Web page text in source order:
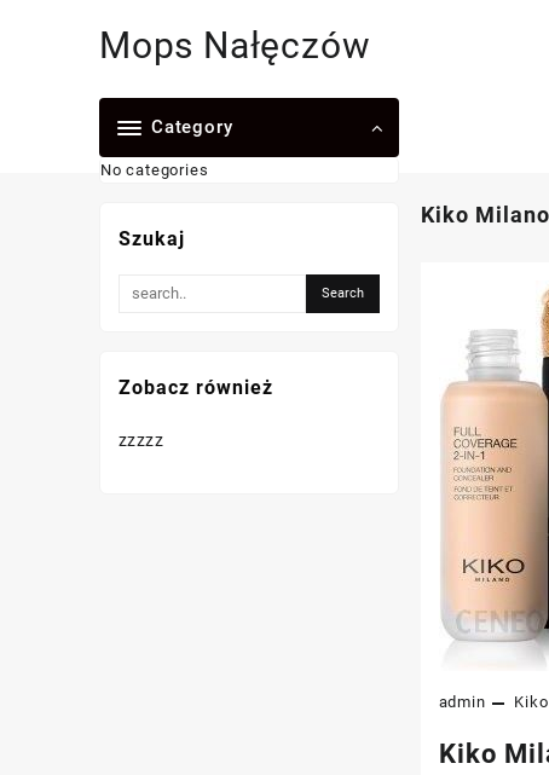
Mops Nałęczów
Category
No categories
Kiko
admin
Kiko
Szukaj
Zobacz również
zzzzz